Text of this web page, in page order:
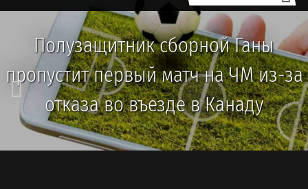
Полузащитник сборной Ганы
пропустит первый матч на ЧМ из-за
отказа во въезде в Канаду